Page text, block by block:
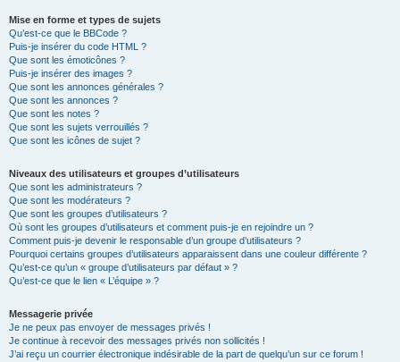
Mise en forme et types de sujets
Qu’est-ce que le BBCode ?
Puis-je insérer du code HTML ?
Que sont les émoticônes ?
Puis-je insérer des images ?
Que sont les annonces générales ?
Que sont les annonces ?
Que sont les notes ?
Que sont les sujets verrouillés ?
Que sont les icônes de sujet ?
Niveaux des utilisateurs et groupes d’utilisateurs
Que sont les administrateurs ?
Que sont les modérateurs ?
Que sont les groupes d’utilisateurs ?
Où sont les groupes d’utilisateurs et comment puis-je en rejoindre un ?
Comment puis-je devenir le responsable d’un groupe d’utilisateurs ?
Pourquoi certains groupes d’utilisateurs apparaissent dans une couleur différente ?
Qu’est-ce qu’un « groupe d’utilisateurs par défaut » ?
Qu’est-ce que le lien « L’équipe » ?
Messagerie privée
Je ne peux pas envoyer de messages privés !
Je continue à recevoir des messages privés non sollicités !
J’ai reçu un courrier électronique indésirable de la part de quelqu’un sur ce forum !